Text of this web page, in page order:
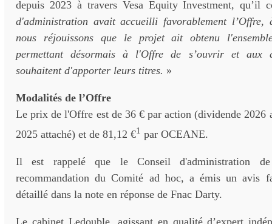
depuis 2023 à travers Vesa Equity Investment, qu’il
d'administration avait accueilli favorablement l’Offre,
nous réjouissons que le projet ait obtenu
permettant désormais à l'Offre de s’ouvrir et aux
souhaitent d'apporter leurs titres. »
Modalités de l’Offre
Le prix de l'Offre est de 36 € par action (dividende 2026
2025 attaché) et de 81,12 €1 par OCEANE.
Il est rappelé que le Conseil d'administration
recommandation du Comité ad hoc, a émis un avis
détaillé dans la note en réponse de Fnac Darty.
Le cabinet Ledouble, agissant en qualité d’expert